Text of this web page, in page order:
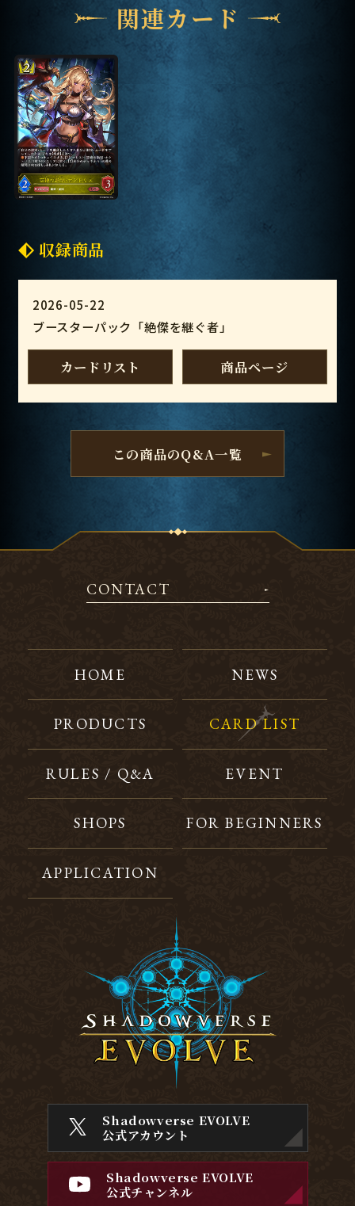
関連カード
収録商品
2026-05-22
ブースターパック「絶傑を継ぐ者」
カードリスト 商品ページ
この商品のQ&A一覧
CONTACT
HOME NEWS
PRODUCTS CARD LIST
RULES / Q&A EVENT
SHOPS FOR BEGINNERS
APPLICATION
Shadowverse EVOLVE
公式アカウント
Shadowverse EVOLVE
公式チャンネル